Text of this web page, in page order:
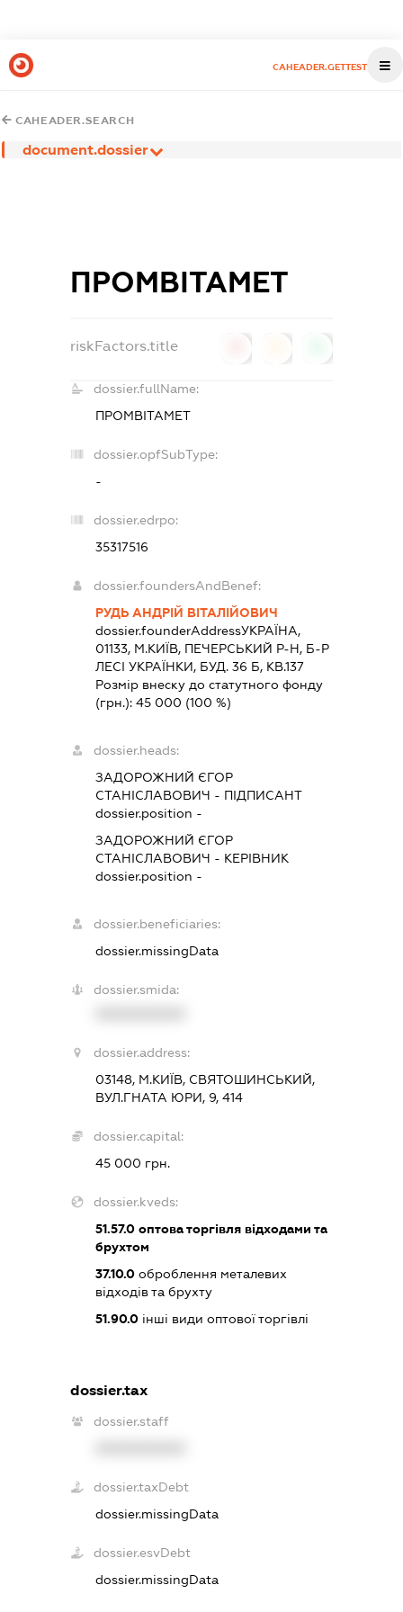
CAHEADER.GETTEST
CAHEADER.SEARCH
document.dossier
ПРОМВІТАМЕТ
riskFactors.title
dossier.fullName:
ПРОМВІТАМЕТ
dossier.opfSubType:
-
dossier.edrpo:
35317516
dossier.foundersAndBenef:
РУДЬ АНДРІЙ ВІТАЛІЙОВИЧ
dossier.founderAddressУКРАЇНА,
01133, М.КИЇВ, ПЕЧЕРСЬКИЙ Р-Н, Б-Р
ЛЕСІ УКРАЇНКИ, БУД. 36 Б, КВ.137
Розмір внеску до статутного фонду
(грн.):45 000 (100 %)
dossier.heads:
ЗАДОРОЖНИЙ ЄГОР
СТАНІСЛАВОВИЧ - ПІДПИСАНТ
dossier.position -
ЗАДОРОЖНИЙ ЄГОР
СТАНІСЛАВОВИЧ - КЕРІВНИК
dossier.position -
dossier.beneficiaries:
dossier.missingData
dossier.smida:
dossier.address:
03148, М.КИЇВ, СВЯТОШИНСЬКИЙ,
ВУЛ.ГНАТА ЮРИ, 9, 414
dossier.capital:
45 000 грн.
dossier.kveds:
51.57.0 оптова торгівля відходами та
брухтом
37.10.0 оброблення металевих
відходів та брухту
51.90.0 інші види оптової торгівлі
dossier.tax
dossier.staff
dossier.taxDebt
dossier.missingData
dossier.esvDebt
dossier.missingData